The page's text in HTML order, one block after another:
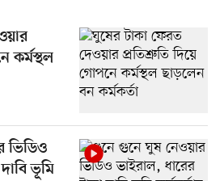
কর্মস্থল
ভিডিও
ভূমি